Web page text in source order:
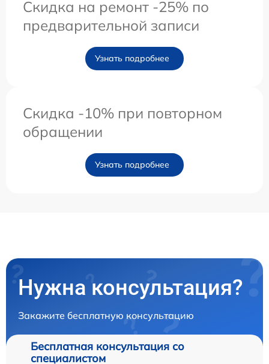
Скидка на ремонт -25% по
предварительной записи
Узнать подробнее
Скидка -10% при повторном
обращении
Узнать подробнее
Нужна консультация?
Закажите бесплатную консультацию
Бесплатная консультация со
специалистом